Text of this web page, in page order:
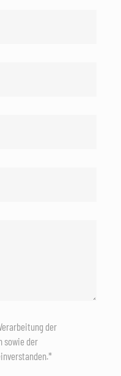
der
sowie der